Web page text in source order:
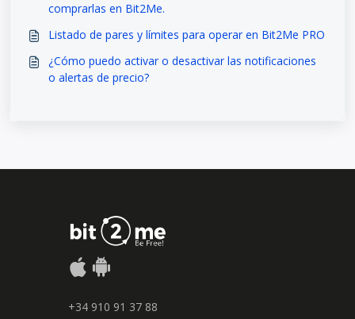
comprarlas en Bit2Me.
Listado de pares y límites para operar en Bit2Me PRO
¿Cómo puedo activar o desactivar las notificaciones
o alertas de precio?
+34 910 91 37 88